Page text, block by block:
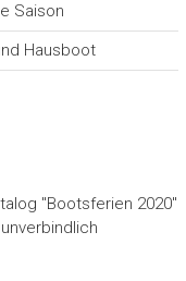
Saison
Hausboot
"Bootsferien 2020"